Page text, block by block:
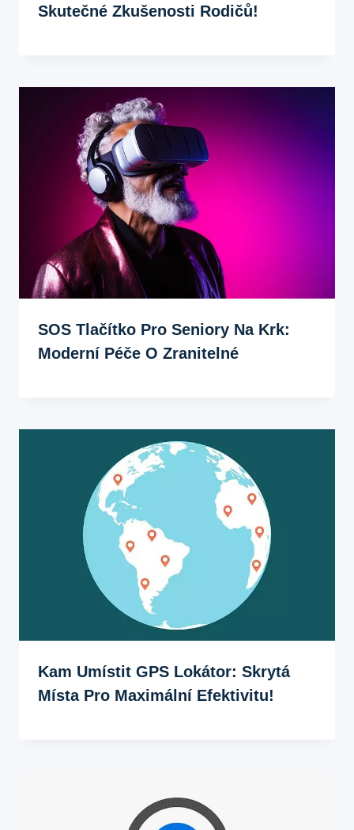
Skutečné Zkušenosti Rodičů!
SOS Tlačítko Pro Seniory Na Krk:
Moderní Péče O Zranitelné
Kam Umístit GPS Lokátor: Skrytá
Místa Pro Maximální Efektivitu!